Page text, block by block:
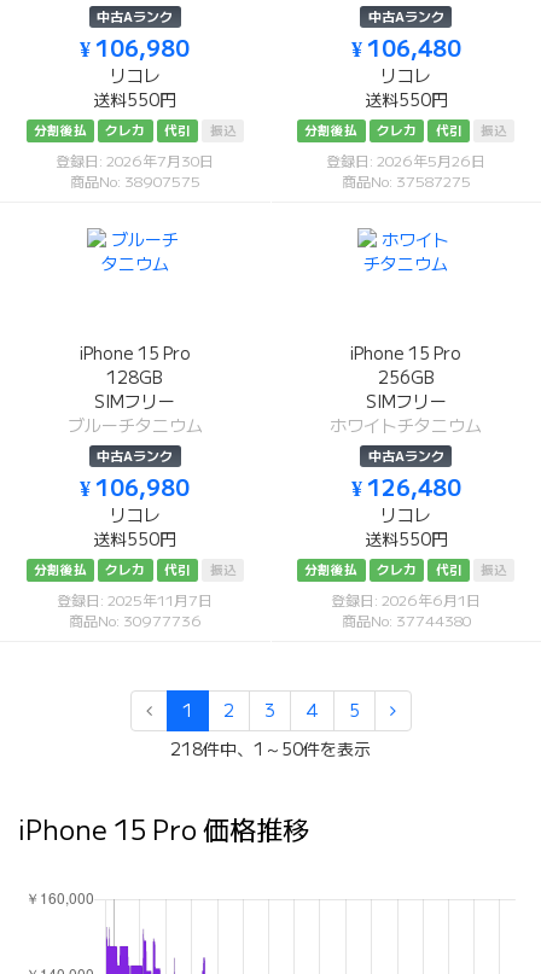
中古Aランク
¥ 106,980
リコレ
送料550円
分割後払 クレカ 代引 振込
登録日: 2026年7月30日
商品No: 38907575
中古Aランク
¥ 106,480
リコレ
送料550円
分割後払 クレカ 代引 振込
登録日: 2026年5月26日
商品No: 37587275
iPhone 15 Pro
128GB
SIMフリー
ブルーチタニウム
中古Aランク
¥ 106,980
リコレ
送料550円
分割後払 クレカ 代引 振込
登録日: 2025年11月7日
商品No: 30977736
iPhone 15 Pro
256GB
SIMフリー
ホワイトチタニウム
中古Aランク
¥ 126,480
リコレ
送料550円
分割後払 クレカ 代引 振込
登録日: 2026年6月1日
商品No: 37744380
1 2 3 4
5
218件中、1～50件を表示
iPhone 15 Pro 価格推移